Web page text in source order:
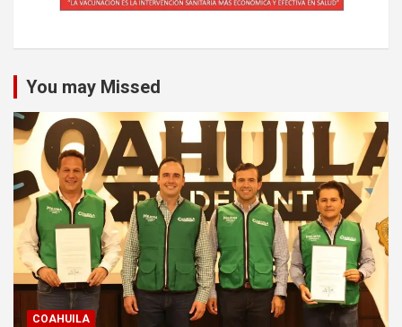
You may Missed
COAHUILA